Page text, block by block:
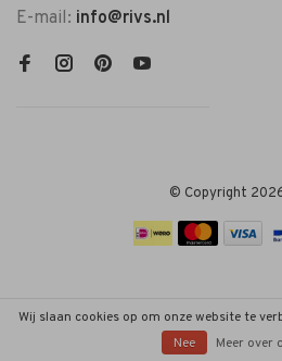
E-mail: info@rivs.nl
© Copyright
Wij slaan cookies op om onze website te
Nee
Meer over